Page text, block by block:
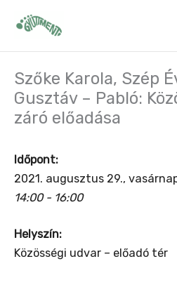
Szőke Karola, Szép
Gusztáv – Pabló:
záró előadása
Időpont:
2021. augusztus 29.,
14:00 - 16:00
Helyszín:
Közösségi udvar – előadó tér